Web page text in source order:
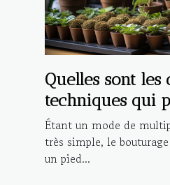
Quelles sont les
techniques qui
réaliser la
plante ?
Étant un mode de
très simple, le
un pied...